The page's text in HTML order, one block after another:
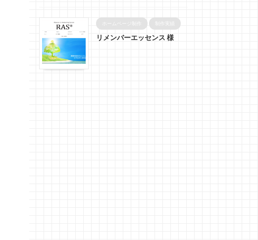
ホームページ制作 制作実績
リメンバーエッセンス 様